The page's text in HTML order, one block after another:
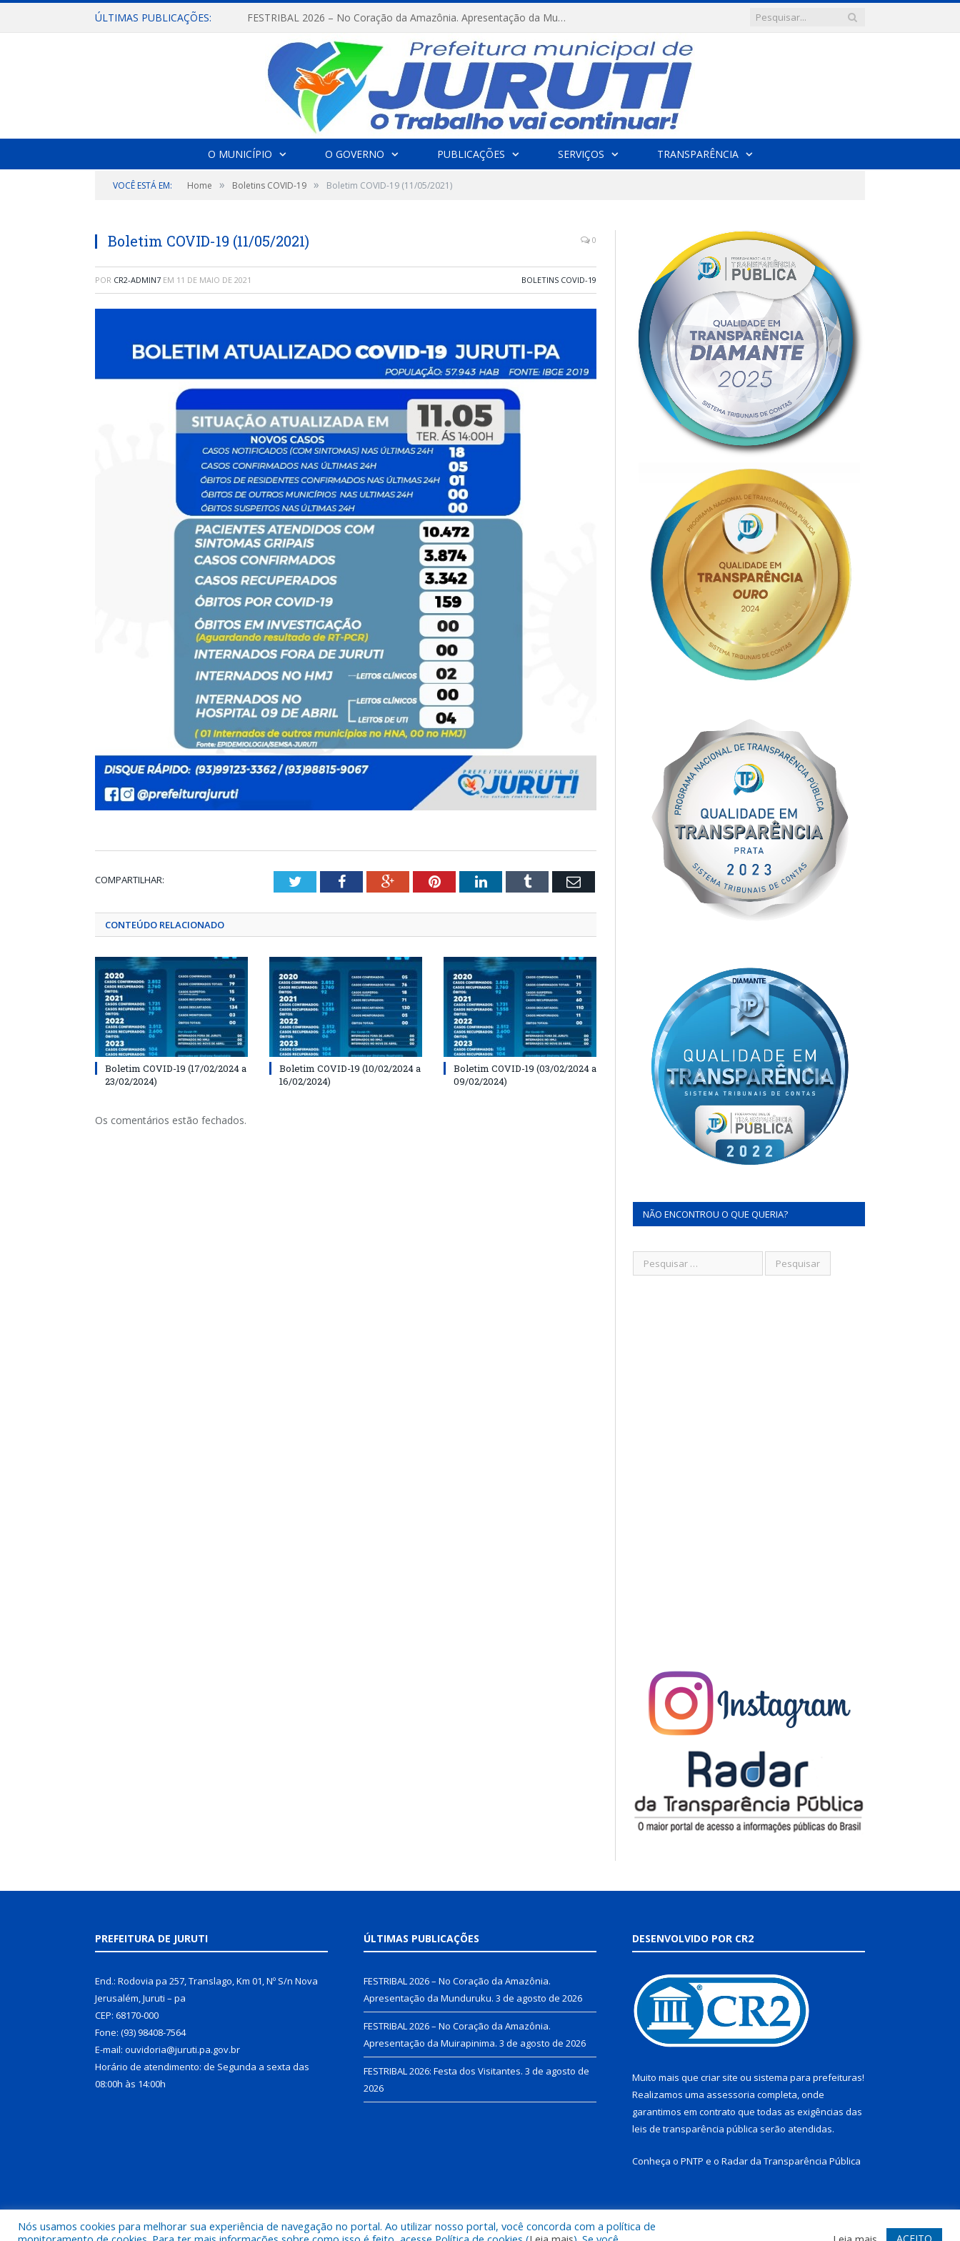
ÚLTIMAS PUBLICAÇÕES: FESTRIBAL 2026 – No Coração da Amazônia. Apresentação da Munduruku.
O MUNICÍPIO O GOVERNO PUBLICAÇÕES SERVIÇOS TRANSPARÊNCIA
VOCÊ ESTÁ EM: Home » Boletins COVID-19 » Boletim COVID-19 (11/05/2021)
Boletim COVID-19 (11/05/2021) 0
POR CR2-ADMIN7 EM 11 DE MAIO DE 2021 BOLETINS COVID-19
COMPARTILHAR: TwitterFacebookGoogle+PinterestLinkedInTumblr Email
CONTEÚDO RELACIONADO
Boletim COVID-19 (17/02/2024 a
23/02/2024)
Boletim COVID-19 (10/02/2024 a
16/02/2024)
Boletim COVID-19 (03/02/2024 a
09/02/2024)
Os comentários estão fechados.
NÃO ENCONTROU O QUE QUERIA?
PREFEITURA DE JURUTI
End.: Rodovia pa 257, Translago, Km 01, Nº S/n Nova
Jerusalém, Juruti – pa
CEP: 68170-000
Fone: (93) 98408-7564
E-mail: ouvidoria@juruti.pa.gov.br
Horário de atendimento: de Segunda a sexta das
08:00h às 14:00h
ÚLTIMAS PUBLICAÇÕES
FESTRIBAL 2026 – No Coração da Amazônia.
Apresentação da Munduruku. 3 de agosto de 2026
FESTRIBAL 2026 – No Coração da Amazônia.
Apresentação da Muirapinima. 3 de agosto de 2026
FESTRIBAL 2026: Festa dos Visitantes. 3 de agosto de
2026
DESENVOLVIDO POR CR2
Muito mais que criar site ou sistema para prefeituras!
Realizamos uma assessoria completa, onde
garantimos em contrato que todas as exigências das
leis de transparência pública serão atendidas.
Conheça o PNTP e o Radar da Transparência Pública
Todos os direitos reservados a Prefeitura Municipal de Juruti. Mapa do Site Acessar Webmail
Nós usamos cookies para melhorar sua experiência de navegação no portal. Ao utilizar nosso portal, você concorda com a política de
ACEITO